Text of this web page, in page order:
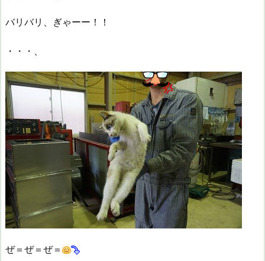
バリバリ、ぎゃーー！！
・・・、
ぜ＝ぜ＝ぜ＝